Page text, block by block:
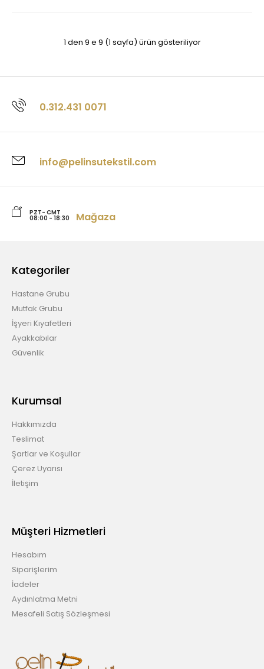
1 den 9 e 9 (1 sayfa) ürün gösteriliyor
0.312.431 0071
info@pelinsutekstil.com
PZT- CMT
08:00 - 18:30 Mağaza
Kategoriler
Hastane Grubu
Mutfak Grubu
İşyeri Kıyafetleri
Ayakkabılar
Güvenlik
Kurumsal
Hakkımızda
Teslimat
Şartlar ve Koşullar
Çerez Uyarısı
İletişim
Müşteri Hizmetleri
Hesabım
Siparişlerim
İadeler
Aydınlatma Metni
Mesafeli Satış Sözleşmesi